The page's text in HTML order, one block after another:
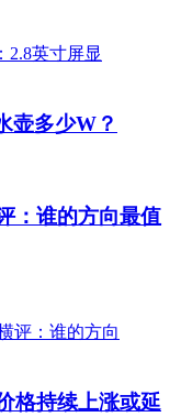
壶多少W？
：谁的方向最值
格持续上涨或延